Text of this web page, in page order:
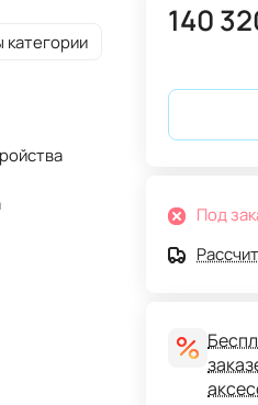
категории
140
Под